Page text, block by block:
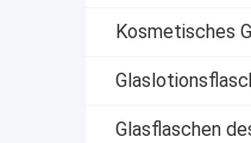
Kosmetisches
Glasflaschen